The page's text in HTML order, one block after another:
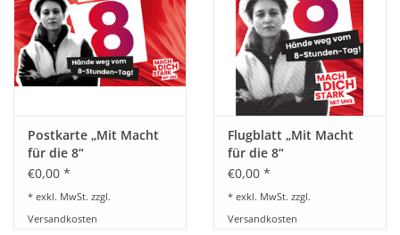
MIETENSTOPP
BETRIEBSRATSWAHL 2026
Postkarte „Mit Macht
für die 8“
€0,00 *
* exkl. MwSt. zzgl.
Versandkosten
Flugblatt „Mit Macht
für die 8“
€0,00 *
* exkl. MwSt. zzgl.
Versandkosten